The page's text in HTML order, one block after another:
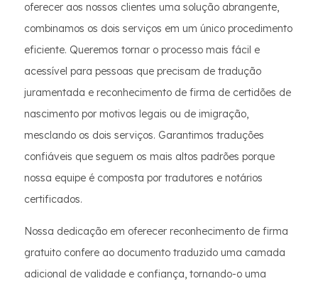
oferecer aos nossos clientes uma solução abrangente,
combinamos os dois serviços em um único procedimento
eficiente. Queremos tornar o processo mais fácil e
acessível para pessoas que precisam de tradução
juramentada e reconhecimento de firma de certidões de
nascimento por motivos legais ou de imigração,
mesclando os dois serviços. Garantimos traduções
confiáveis que seguem os mais altos padrões porque
nossa equipe é composta por tradutores e notários
certificados.
Nossa dedicação em oferecer reconhecimento de firma
gratuito confere ao documento traduzido uma camada
adicional de validade e confiança, tornando-o uma